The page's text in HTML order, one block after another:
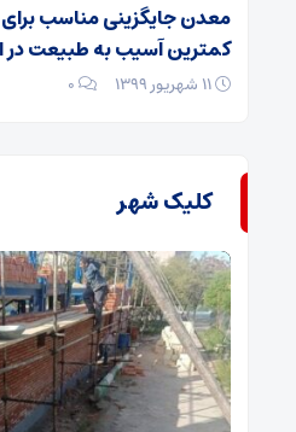
معدن جایگزینی مناسب
کمترین آسیب به طبیعت در
۰
کلیک شهر